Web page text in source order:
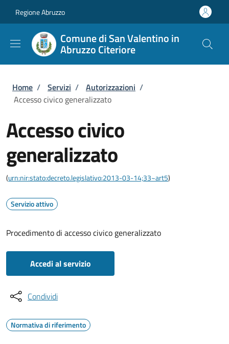
Regione Abruzzo
Comune di San Valentino in
Abruzzo Citeriore
Briciole di pane
Home / Servizi / Autorizzazioni /
Accesso civico generalizzato
Accesso civico
generalizzato
(urn:nir:stato:decreto.legislativo:2013-03-14;33~art5)
Servizio attivo
Procedimento di accesso civico generalizzato
Accedi al servizio
Condividi
Normativa di riferimento